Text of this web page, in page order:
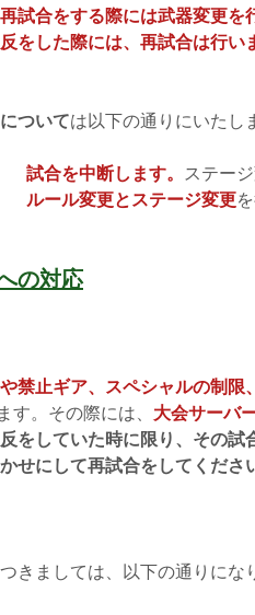
再試合をする際には武器変更を
をした際には、再試合は行い
ついては以下の通りにいたし
試合を中断します。 ステー
ルール変更とステージ変更
の対応
禁止ギア、スペシャルの制
す。その際には、 大会サーバ
をしていた時に限り、その試
せにして再試合をしてくださ
きましては、以下の通りにな